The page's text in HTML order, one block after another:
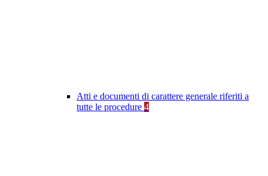
Atti e documenti di carattere generale riferiti a
tutte le procedure 4